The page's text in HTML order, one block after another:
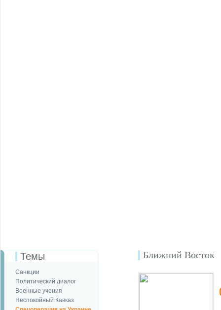
Темы
Санкции
Политический диалог
Военные учения
Неспокойный Кавказ
Ближний Восток